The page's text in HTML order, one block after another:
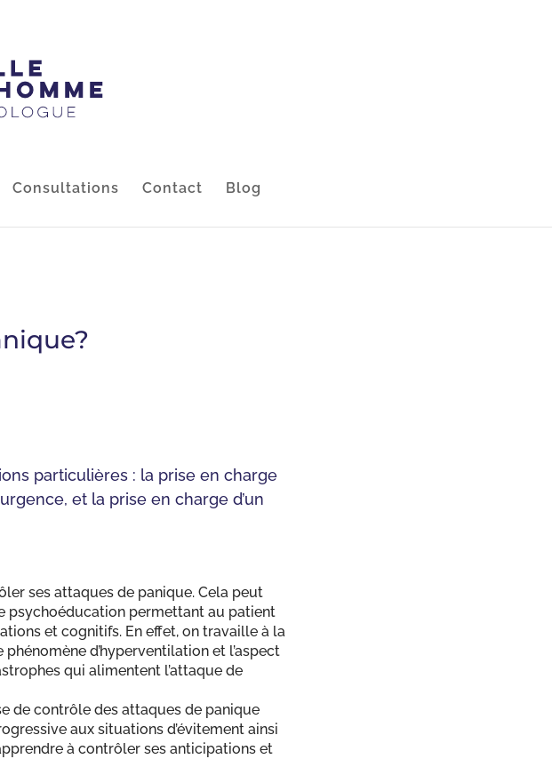
Consultations Contact Blog
particulières : la prise en charge
et la prise en charge d’un
ses attaques de panique. Cela peut
psychoéducation permettant au patient
et cognitifs. En effet, on travaille à la
d’hyperventilation et l’aspect
qui alimentent l’attaque de
de contrôle des attaques de panique
aux situations d’évitement ainsi
à contrôler ses anticipations et